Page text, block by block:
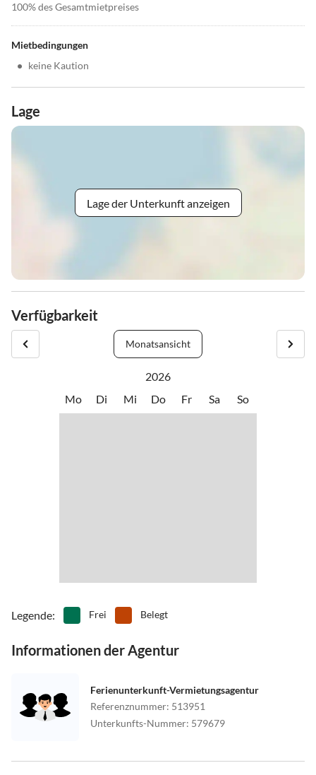
100% des Gesamtmietpreises
Mietbedingungen
• keine Kaution
Lage
Lage der Unterkunft anzeigen
Verfügbarkeit
Monatsansicht
2026
Mo
Di Mi Do Fr Sa So
Legende: Frei Belegt
Informationen der Agentur
Ferienunterkunft-Vermietungsagentur
Referenznummer: 513951
Unterkunfts-Nummer: 579679